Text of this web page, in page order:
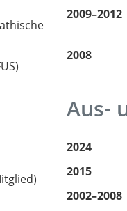
2009–2012
2008
Aus-
2024
2015
2002–2008